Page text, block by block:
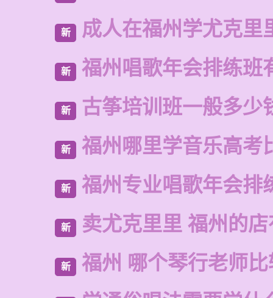
新 成人在福州学尤克里
新 福州唱歌年会排练班
新 古筝培训班一般多少
新 福州哪里学音乐高考
新 福州专业唱歌年会排
新 卖尤克里里 福州的
新 福州 哪个琴行老师